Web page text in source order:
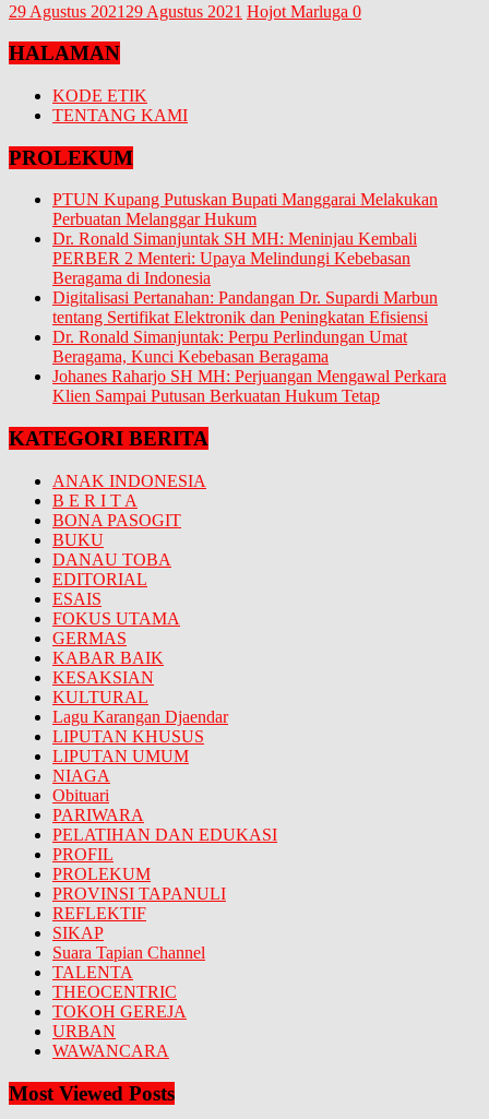
29 Agustus 2021 29 Agustus 2021 Hojot Marluga 0
HALAMAN
KODE ETIK
TENTANG KAMI
PROLEKUM
PTUN Kupang Putuskan Bupati Manggarai Melakukan
Perbuatan Melanggar Hukum
Dr. Ronald Simanjuntak SH MH: Meninjau Kembali
PERBER 2 Menteri: Upaya Melindungi Kebebasan
Beragama di Indonesia
Digitalisasi Pertanahan: Pandangan Dr. Supardi Marbun
tentang Sertifikat Elektronik dan Peningkatan Efisiensi
Dr. Ronald Simanjuntak: Perpu Perlindungan Umat
Beragama, Kunci Kebebasan Beragama
Johanes Raharjo SH MH: Perjuangan Mengawal Perkara
Klien Sampai Putusan Berkuatan Hukum Tetap
KATEGORI BERITA
ANAK INDONESIA
B E R I T A
BONA PASOGIT
BUKU
DANAU TOBA
EDITORIAL
ESAIS
FOKUS UTAMA
GERMAS
KABAR BAIK
KESAKSIAN
KULTURAL
Lagu Karangan Djaendar
LIPUTAN KHUSUS
LIPUTAN UMUM
NIAGA
Obituari
PARIWARA
PELATIHAN DAN EDUKASI
PROFIL
PROLEKUM
PROVINSI TAPANULI
REFLEKTIF
SIKAP
Suara Tapian Channel
TALENTA
THEOCENTRIC
TOKOH GEREJA
URBAN
WAWANCARA
Most Viewed Posts